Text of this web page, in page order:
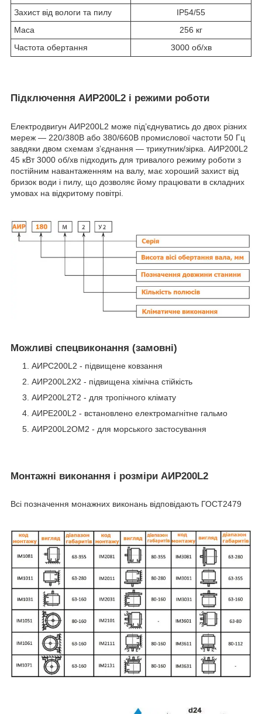
Захист від вологи та пилу
IP54/55
Маса
256 кг
Частота обертання
3000 об/хв
Підключення АИР200L2 і режими роботи
Електродвигун АИР200L2 може під’єднуватись до двох різних
мереж — 220/380В або 380/660В промислової частоти 50 Гц
завдяки двом схемам з’єднання — трикутник/зірка. АИР200L2
45 кВт 3000 об/хв підходить для тривалого режиму роботи з
постійним навантаженням на валу, має хороший захист від
бризок води і пилу, що дозволяє йому працювати в складних
умовах на відкритому повітрі.
Можливі спецвиконання (замовні)
АИРС200L2 - підвищене ковзання
АИР200L2Х2 - підвищена хімічна стійкість
АИР200L2Т2 - для тропічного клімату
АИРЕ200L2 - встановлено електромагнітне гальмо
АИР200L2ОМ2 - для морського застосування
Монтажні виконання і розміри АИР200L2
Всі позначення монажних виконань відповідають ГОСТ2479